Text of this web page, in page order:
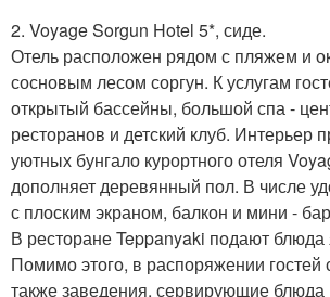
2. Voyage Sorgun Hotel 5*, сиде.
Отель расположен рядом с пляжем и
сосновым лесом соргун. К услугам
открытый бассейны, большой спа -
ресторанов и детский клуб. Интерьер
уютных бунгало курортного отеля
дополняет деревянный пол. В числе
с плоским экраном, балкон и мини -
В ресторане Teppanyaki подают блюда
Помимо этого, в распоряжении гостей
также заведения, сервирующие блюда